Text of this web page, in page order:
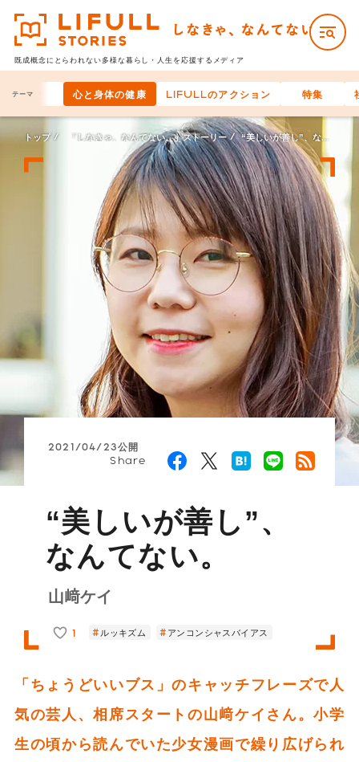
既成概念にとらわれない多様な暮らし・人生を応援するメディア
テーマ
お金 心と身体の健康 LIFULLのアクション 特集
トップ 「しなきゃ、なんてない。」ストーリー “美しいが善し”、なんてない。
2021/04/23公開
Share
“美しいが善し”、
なんてない。
山﨑ケイ
1 ルッキズム アンコンシャスバイアス
「ちょうどいいブス」のキャッチフレーズで人
気の芸人、相席スタートの山﨑ケイさん。小学
生の頃から読んでいた少女漫画で繰り広げられ